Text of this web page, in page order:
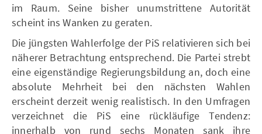
im Raum. Seine bisher unumstrittene Autorität
scheint ins Wanken zu geraten.
Die jüngsten Wahlerfolge der PiS relativieren sich bei
näherer Betrachtung entsprechend. Die Partei strebt
eine eigenständige Regierungsbildung an, doch eine
absolute Mehrheit bei den nächsten Wahlen
erscheint derzeit wenig realistisch. In den Umfragen
verzeichnet die PiS eine rückläufige Tendenz:
innerhalb von rund sechs Monaten sank ihre